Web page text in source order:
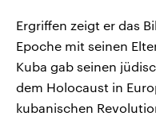
Ergriffen zeigt er das
Epoche mit seinen
Kuba gab seinen
dem Holocaust in
kubanischen